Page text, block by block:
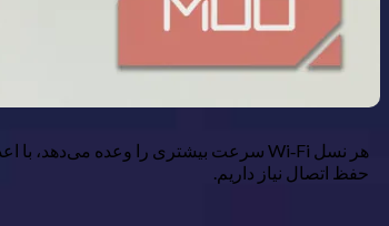
حفظ اتصال نیاز داریم.